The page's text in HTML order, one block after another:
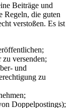
Beiträge und
Regeln, die guten
verstoßen. Es ist
zu versenden;
und
zu
Doppelpostings);